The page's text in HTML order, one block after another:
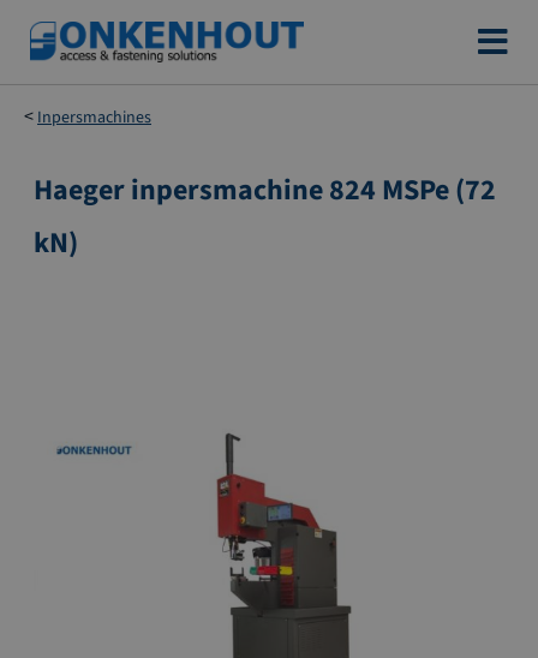
Ga
naar
de
inhoud
Inpersmachines
Ga
het
einde
Haeger inpersmachine 824 MSPe (72
kN)